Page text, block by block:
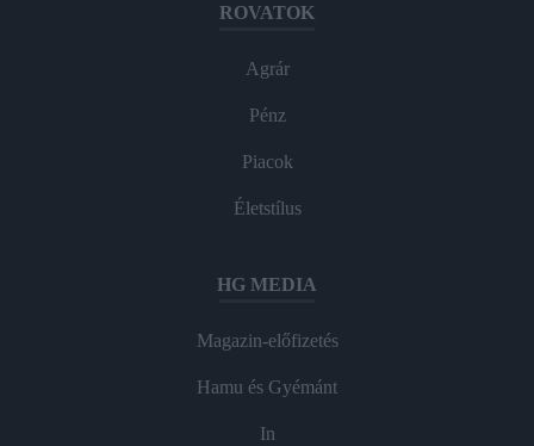
ROVATOK
Agrár
Pénz
Piacok
Életstílus
HG MEDIA
Magazin-előfizetés
Hamu és Gyémánt
In